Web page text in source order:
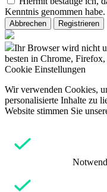
Kenntnis genommen habe.
Abbrechen Registrieren
Ihr Browser wird nicht
besten in Chrome,
Cookie Einstellungen
Wir verwenden Cookies,
personalisierte Inhalte zu
Website stimmen Sie